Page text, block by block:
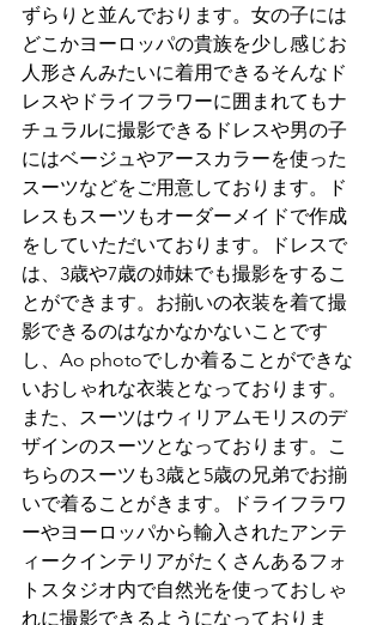
ずらりと並んでおります。女の子には
どこかヨーロッパの貴族を少し感じお
人形さんみたいに着用できるそんなド
レスやドライフラワーに囲まれてもナ
チュラルに撮影できるドレスや男の子
にはベージュやアースカラーを使った
スーツなどをご用意しております。ド
レスもスーツもオーダーメイドで作成
をしていただいております。ドレスで
は、3歳や7歳の姉妹でも撮影をするこ
とができます。お揃いの衣装を着て撮
影できるのはなかなかないことです
し、Ao photoでしか着ることができな
いおしゃれな衣装となっております。
また、スーツはウィリアムモリスのデ
ザインのスーツとなっております。こ
ちらのスーツも3歳と5歳の兄弟でお揃
いで着ることがきます。ドライフラワ
ーやヨーロッパから輸入されたアンテ
ィークインテリアがたくさんあるフォ
トスタジオ内で自然光を使っておしゃ
れに撮影できるようになっておりま